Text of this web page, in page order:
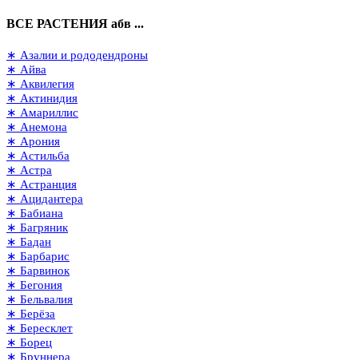
ВСЕ РАСТЕНИЯ абв ...
∗ Азалии и рододендроны
∗ Айва
∗ Аквилегия
∗ Актинидия
∗ Амариллис
∗ Анемона
∗ Арония
∗ Астильба
∗ Астра
∗ Астранция
∗ Ацидантера
∗ Бабиана
∗ Багряник
∗ Бадан
∗ Барбарис
∗ Барвинок
∗ Бегония
∗ Бельвалия
∗ Берёза
∗ Бересклет
∗ Борец
∗ Бруннера